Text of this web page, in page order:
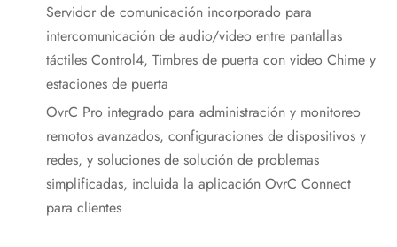
Servidor de comunicación incorporado para
intercomunicación de audio/video entre pantallas
táctiles Control4, Timbres de puerta con video Chime y
estaciones de puerta
OvrC Pro integrado para administración y monitoreo
remotos avanzados, configuraciones de dispositivos y
redes, y soluciones de solución de problemas
simplificadas, incluida la aplicación OvrC Connect
para clientes